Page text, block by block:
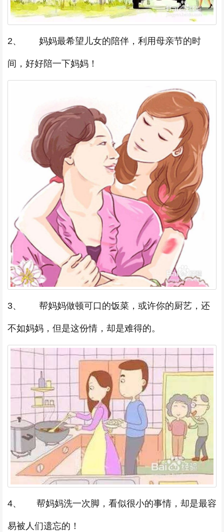
2、 妈妈最希望儿女的陪伴，利用母亲节的时
间，好好陪一下妈妈！
3、 帮妈妈做顿可口的饭菜，或许你的厨艺，还
不如妈妈，但是这份情，却是难得的。
4、 帮妈妈洗一次脚，看似很小的事情，却是最容
易被人们遗忘的！